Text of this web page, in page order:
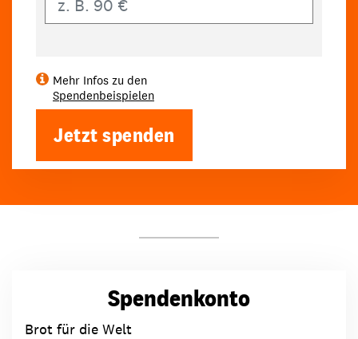
Mehr Infos zu den
Spendenbeispielen
Jetzt spenden
Spendenkonto
Brot für die Welt